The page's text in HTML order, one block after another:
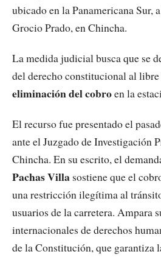
ubicado en la Panamericana Sur,
Grocio Prado, en Chincha.
La medida judicial busca que se
del derecho constitucional al
eliminación del cobroen la
El recurso fue presentado el
ante el Juzgado de Investigación
Chincha. En su escrito, el
Pachas Villa sostiene que el
una restricción ilegítima al
usuarios de la carretera. Ampara
internacionales de derechos
de la Constitución, que garantiza